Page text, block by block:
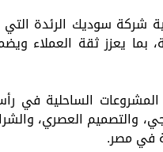
شركة سوديك الرئدة
بما يعزز ثقة العملاء
المشروعات الساحلية في
والتصميم العصري،
في مصر.